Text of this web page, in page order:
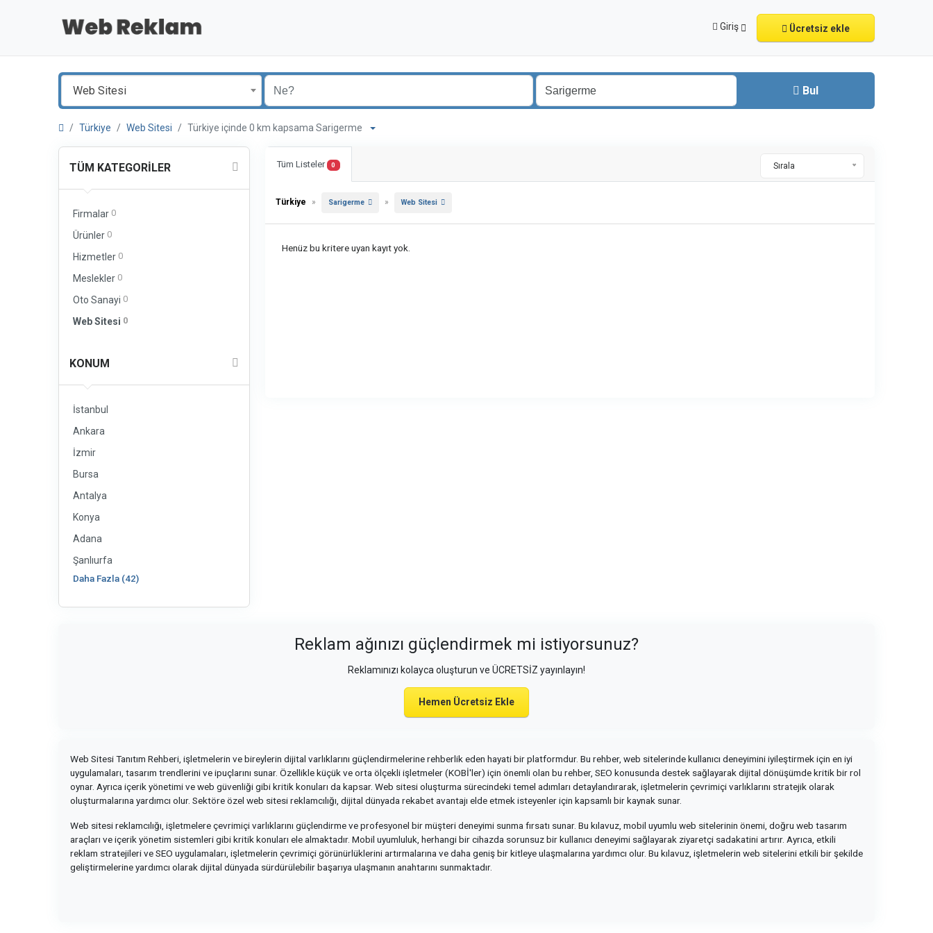
Giriş Ücretsiz ekle
Web Sitesi Bul
Türkiye Web Sitesi Türkiye içinde 0 km kapsama Sarigerme
TÜM KATEGORILER
Firmalar 0
Ürünler 0
Hizmetler 0
Meslekler 0
Oto Sanayi 0
Web Sitesi 0
KONUM
İstanbul
Ankara
İzmir
Bursa
Antalya
Konya
Adana
Şanlıurfa
Daha Fazla (42)
Tüm Listeler 0 Sırala
Türkiye » Sarigerme » Web Sitesi
Henüz bu kritere uyan kayıt yok.
Reklam ağınızı güçlendirmek mi istiyorsunuz?
Reklamınızı kolayca oluşturun ve ÜCRETSİZ yayınlayın!
Hemen Ücretsiz Ekle
Web Sitesi Tanıtım Rehberi, işletmelerin ve bireylerin dijital varlıklarını güçlendirmelerine rehberlik eden hayati bir platformdur. Bu rehber, web sitelerinde kullanıcı deneyimini iyileştirmek için en iyi
uygulamaları, tasarım trendlerini ve ipuçlarını sunar. Özellikle küçük ve orta ölçekli işletmeler (KOBİ'ler) için önemli olan bu rehber, SEO konusunda destek sağlayarak dijital dönüşümde kritik bir rol
oynar. Ayrıca içerik yönetimi ve web güvenliği gibi kritik konuları da kapsar. Web sitesi oluşturma sürecindeki temel adımları detaylandırarak, işletmelerin çevrimiçi varlıklarını stratejik olarak
oluşturmalarına yardımcı olur. Sektöre özel web sitesi reklamcılığı, dijital dünyada rekabet avantajı elde etmek isteyenler için kapsamlı bir kaynak sunar.
Web sitesi reklamcılığı, işletmelere çevrimiçi varlıklarını güçlendirme ve profesyonel bir müşteri deneyimi sunma fırsatı sunar. Bu kılavuz, mobil uyumlu web sitelerinin önemi, doğru web tasarım
araçları ve içerik yönetim sistemleri gibi kritik konuları ele almaktadır. Mobil uyumluluk, herhangi bir cihazda sorunsuz bir kullanıcı deneyimi sağlayarak ziyaretçi sadakatini artırır. Ayrıca, etkili
reklam stratejileri ve SEO uygulamaları, işletmelerin çevrimiçi görünürlüklerini artırmalarına ve daha geniş bir kitleye ulaşmalarına yardımcı olur. Bu kılavuz, işletmelerin web sitelerini etkili bir şekilde
geliştirmelerine yardımcı olarak dijital dünyada sürdürülebilir başarıya ulaşmanın anahtarını sunmaktadır.